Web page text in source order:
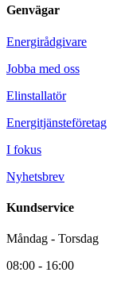
Genvägar
Energirådgivare
Jobba med oss
Elinstallatör
Energitjänsteföretag
I fokus
Nyhetsbrev
Kundservice
Måndag - Torsdag
08:00 - 16:00